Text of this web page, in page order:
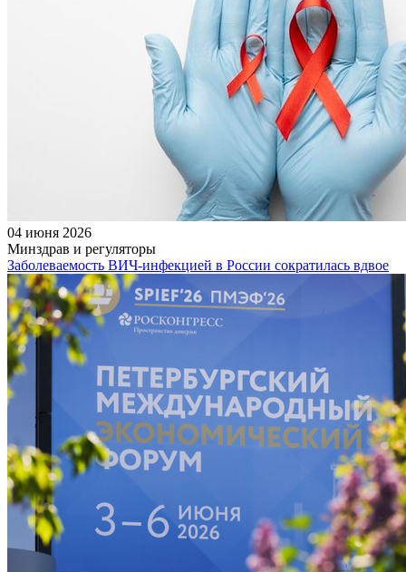
04 июня 2026
Минздрав и регуляторы
Заболеваемость ВИЧ-инфекцией в России сократилась вдвое